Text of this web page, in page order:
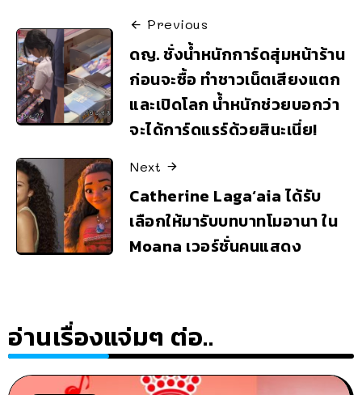
Previous
ดญ. ชั่งน้ำหนักการ์ดสุ่มหน้าร้าน
ก่อนจะซื้อ ทำชาวเน็ตเสียงแตก
และเปิดโลก น้ำหนักช่วยบอกว่า
จะได้การ์ดแรร์ด้วยสินะเนี่ย!
Next
Catherine Laga‘aia ได้รับ
เลือกให้มารับบทบาทโมอานา ใน
Moana เวอร์ชั่นคนแสดง
อ่านเรื่องแจ่มๆ ต่อ..